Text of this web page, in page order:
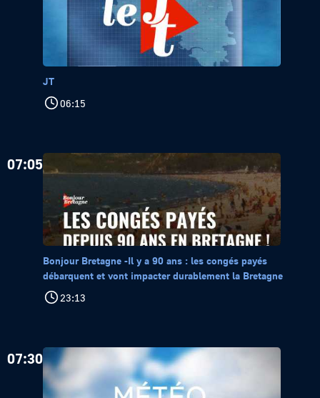
JT
06:15
07:05
Bonjour Bretagne -Il y a 90 ans : les congés payés
débarquent et vont impacter durablement la Bretagne
23:13
07:30